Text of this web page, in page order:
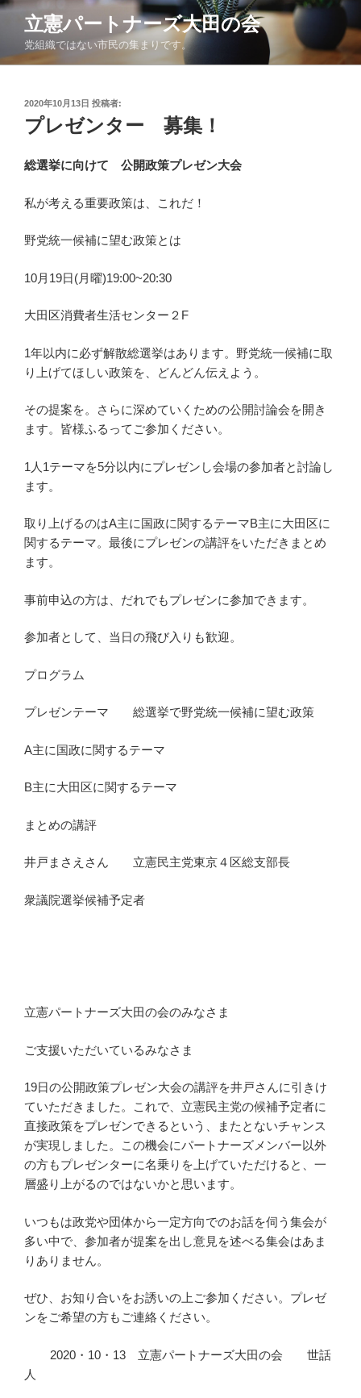
コ
ン
立憲パートナーズ大田の会
党組織ではない市民の集まりです。
投
稿
日:
2020年10月13日 投稿者:
プレゼンター 募集！
総選挙に向けて 公開政策プレゼン大会
私が考える重要政策は、これだ！
野党統一候補に望む政策とは
10月19日(月曜)19:00~20:30
大田区消費者生活センター２F
1年以内に必ず解散総選挙はあります。野党統一候補に取
り上げてほしい政策を、どんどん伝えよう。
その提案を。さらに深めていくための公開討論会を開き
ます。皆様ふるってご参加ください。
1人1テーマを5分以内にプレゼンし会場の参加者と討論し
ます。
取り上げるのはA主に国政に関するテーマB主に大田区に
関するテーマ。最後にプレゼンの講評をいただきまとめ
ます。
事前申込の方は、だれでもプレゼンに参加できます。
参加者として、当日の飛び入りも歓迎。
プログラム
プレゼンテーマ 総選挙で野党統一候補に望む政策
A主に国政に関するテーマ
B主に大田区に関するテーマ
まとめの講評
井戸まさえさん 立憲民主党東京４区総支部長
衆議院選挙候補予定者
立憲パートナーズ大田の会のみなさま
ご支援いただいているみなさま
19日の公開政策プレゼン大会の講評を井戸さんに引きけ
ていただきました。これで、立憲民主党の候補予定者に
直接政策をプレゼンできるという、またとないチャンス
が実現しました。この機会にパートナーズメンバー以外
の方もプレゼンターに名乗りを上げていただけると、一
層盛り上がるのではないかと思います。
いつもは政党や団体から一定方向でのお話を伺う集会が
多い中で、参加者が提案を出し意見を述べる集会はあま
りありません。
ぜひ、お知り合いをお誘いの上ご参加ください。プレゼ
ンをご希望の方もご連絡ください。
2020・10・13 立憲パートナーズ大田の会 世話
人